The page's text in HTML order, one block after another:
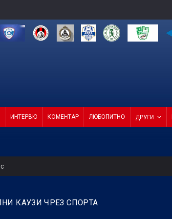
ИНТЕРВЮ КОМЕНТАР ЛЮБОПИТНО ДРУГИ
смачка Макаби с 3:0! (ВИДЕО)
КАУЗИ ЧРЕЗ СПОРТА